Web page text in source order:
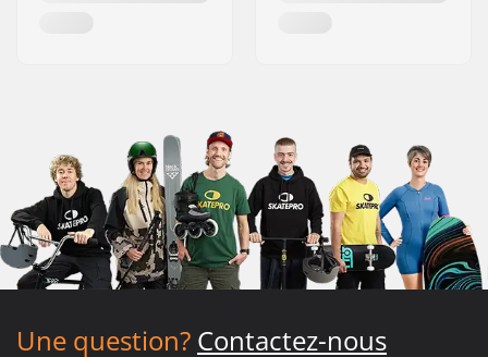
Une question? Contactez-nous